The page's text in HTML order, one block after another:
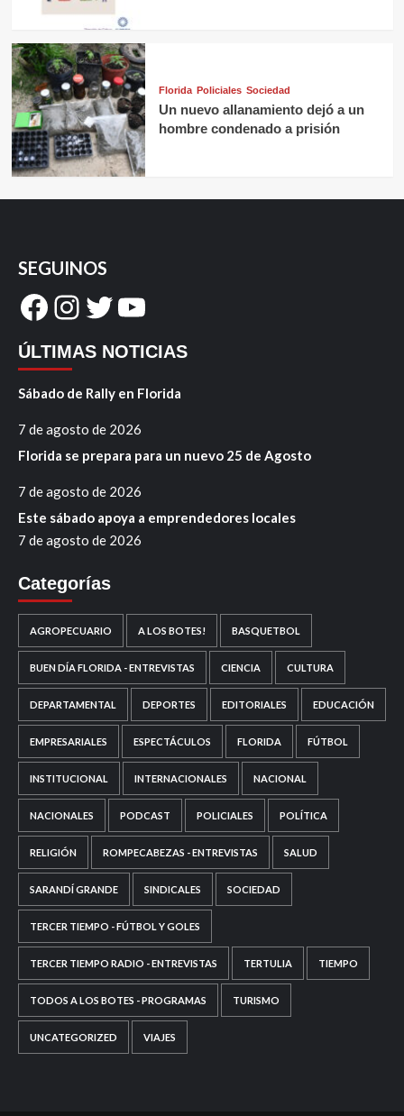
Florida Policiales Sociedad
Un nuevo allanamiento dejó a un
hombre condenado a prisión
SEGUINOS
Facebook
Instagram
Twitter
YouTube
ÚLTIMAS NOTICIAS
Sábado de Rally en Florida
7 de agosto de 2026
Florida se prepara para un nuevo 25 de Agosto
7 de agosto de 2026
Este sábado apoya a emprendedores locales
7 de agosto de 2026
Categorías
AGROPECUARIO A LOS BOTES! BASQUETBOL
BUEN DÍA FLORIDA - ENTREVISTAS CIENCIA CULTURA
DEPARTAMENTAL DEPORTES EDITORIALES EDUCACIÓN
EMPRESARIALES ESPECTÁCULOS FLORIDA FÚTBOL
INSTITUCIONAL INTERNACIONALES NACIONAL
NACIONALES PODCAST POLICIALES POLÍTICA
RELIGIÓN ROMPECABEZAS - ENTREVISTAS SALUD
SARANDÍ GRANDE SINDICALES SOCIEDAD
TERCER TIEMPO - FÚTBOL Y GOLES
TERCER TIEMPO RADIO - ENTREVISTAS TERTULIA TIEMPO
TODOS A LOS BOTES - PROGRAMAS TURISMO
UNCATEGORIZED VIAJES